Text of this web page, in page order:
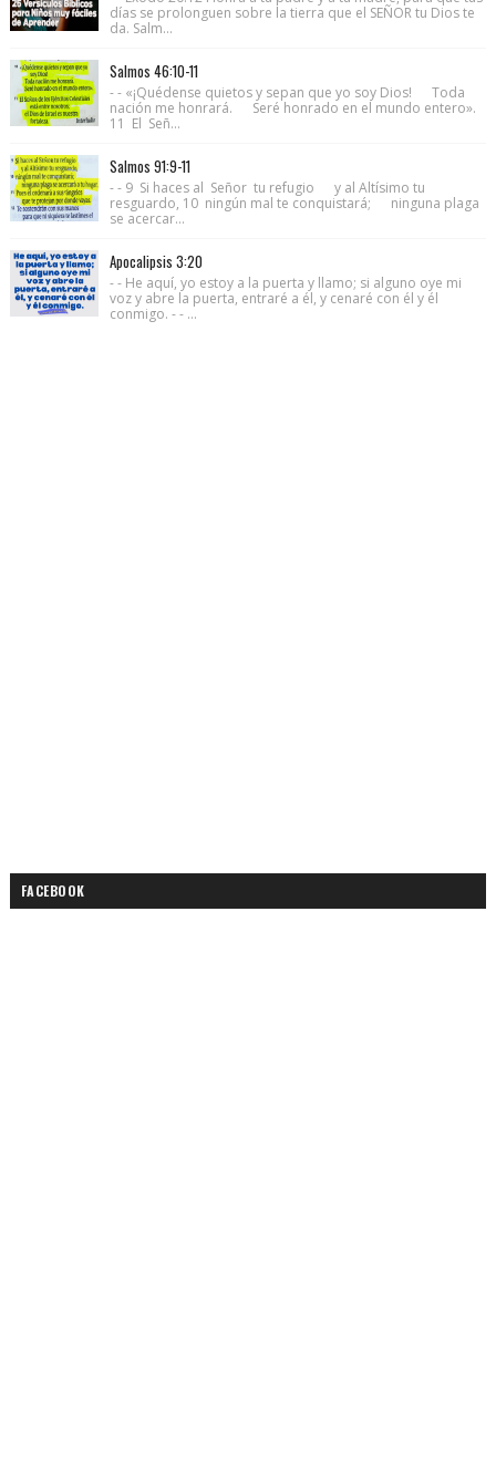
días se prolonguen sobre la tierra que el SEÑOR tu Dios te
da. Salm...
Salmos 46:10-11
- - «¡Quédense quietos y sepan que yo soy Dios! Toda
nación me honrará. Seré honrado en el mundo entero».
11 El Señ...
Salmos 91:9-11
- - 9 Si haces al Señor tu refugio y al Altísimo tu
resguardo, 10 ningún mal te conquistará; ninguna plaga
se acercar...
Apocalipsis 3:20
- - He aquí, yo estoy a la puerta y llamo; si alguno oye mi
voz y abre la puerta, entraré a él, y cenaré con él y él
conmigo. - - ...
FACEBOOK